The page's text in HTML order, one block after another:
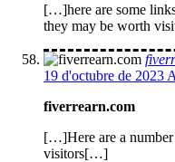
[…]here are some
they may be worth
19 d'octubre de 2023
fiverrearn.com
[…]Here are a number
visitors[…]